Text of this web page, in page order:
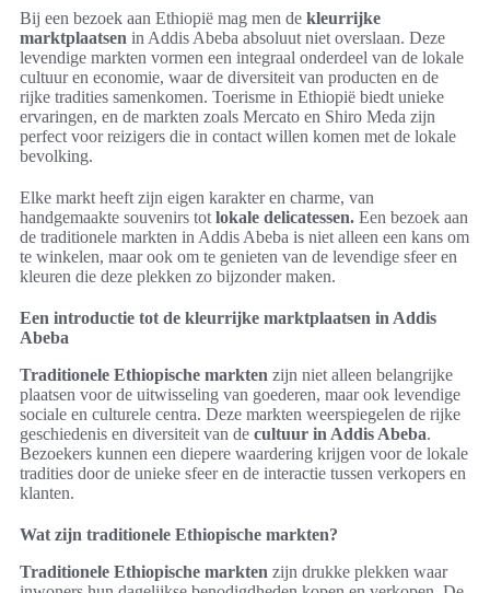
Bij een bezoek aan Ethiopië mag men de kleurrijke
marktplaatsen in Addis Abeba absoluut niet overslaan. Deze
levendige markten vormen een integraal onderdeel van de lokale
cultuur en economie, waar de diversiteit van producten en de
rijke tradities samenkomen. Toerisme in Ethiopië biedt unieke
ervaringen, en de markten zoals Mercato en Shiro Meda zijn
perfect voor reizigers die in contact willen komen met de lokale
bevolking.
Elke markt heeft zijn eigen karakter en charme, van
handgemaakte souvenirs tot lokale delicatessen. Een bezoek aan
de traditionele markten in Addis Abeba is niet alleen een kans om
te winkelen, maar ook om te genieten van de levendige sfeer en
kleuren die deze plekken zo bijzonder maken.
Een introductie tot de kleurrijke marktplaatsen in Addis
Abeba
Traditionele Ethiopische markten zijn niet alleen belangrijke
plaatsen voor de uitwisseling van goederen, maar ook levendige
sociale en culturele centra. Deze markten weerspiegelen de rijke
geschiedenis en diversiteit van de cultuur in Addis Abeba.
Bezoekers kunnen een diepere waardering krijgen voor de lokale
tradities door de unieke sfeer en de interactie tussen verkopers en
klanten.
Wat zijn traditionele Ethiopische markten?
Traditionele Ethiopische markten zijn drukke plekken waar